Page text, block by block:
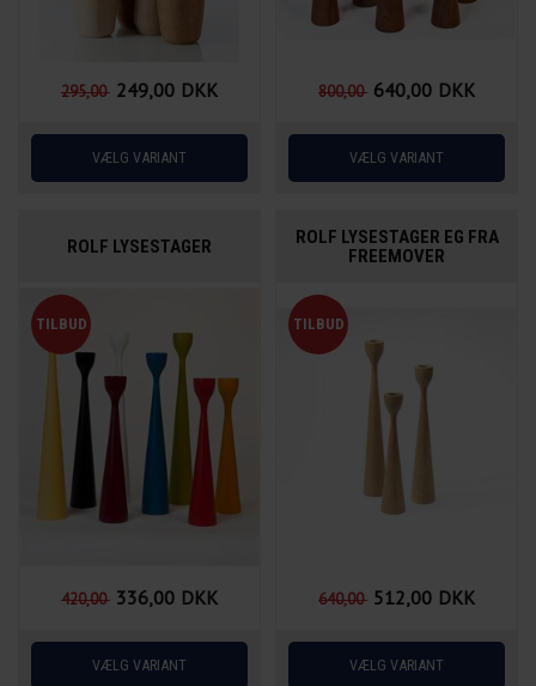
295,00 249,00 DKK 800,00 640,00 DKK
ROLF LYSESTAGER
420,00 336,00 DKK
ROLF LYSESTAGER EG FRA
FREEMOVER
640,00 512,00 DKK